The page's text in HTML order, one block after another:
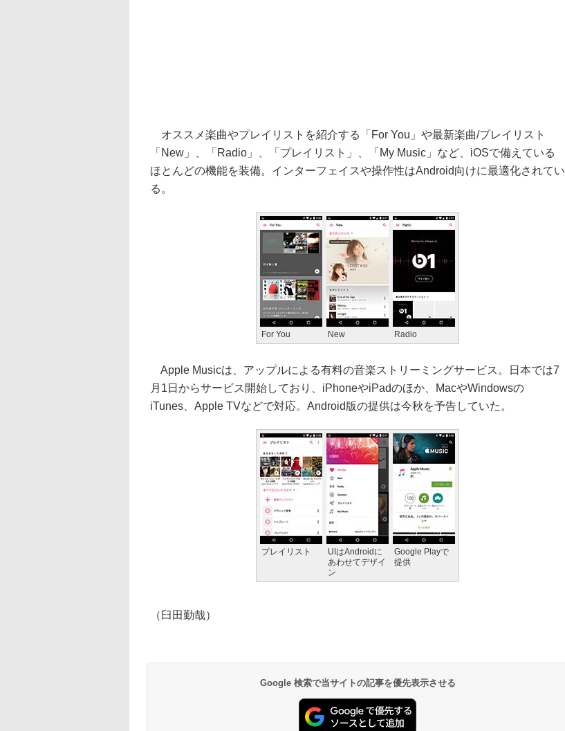
オススメ楽曲やプレイリストを紹介する「For You」や最新楽曲/プレイリスト
「New」、「Radio」、「プレイリスト」、「My Music」など、iOSで備えている
ほとんどの機能を装備。インターフェイスや操作性はAndroid向けに最適化されてい
る。
For You New Radio
Apple Musicは、アップルによる有料の音楽ストリーミングサービス。日本では7
月1日からサービス開始しており、iPhoneやiPadのほか、MacやWindowsの
iTunes、Apple TVなどで対応。Android版の提供は今秋を予告していた。
プレイリスト
UIはAndroidに
あわせてデザイ
ン
Google Playで
提供
（臼田勤哉）
Google 検索で当サイトの記事を優先表示させる